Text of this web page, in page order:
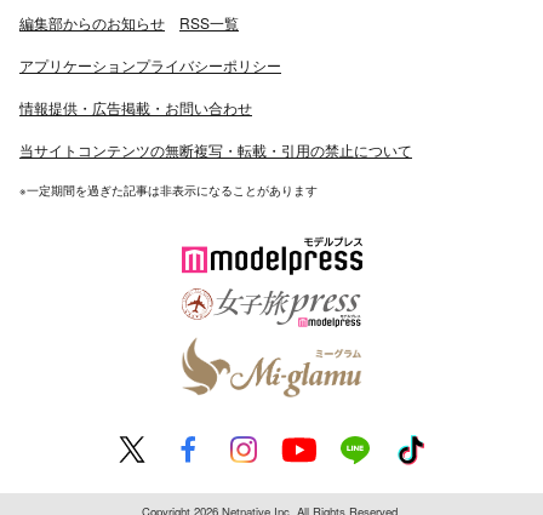
編集部からのお知らせ RSS一覧
アプリケーションプライバシーポリシー
情報提供・広告掲載・お問い合わせ
当サイトコンテンツの無断複写・転載・引用の禁止について
※一定期間を過ぎた記事は非表示になることがあります
Copyright 2026 Netnative Inc. All Rights Reserved.